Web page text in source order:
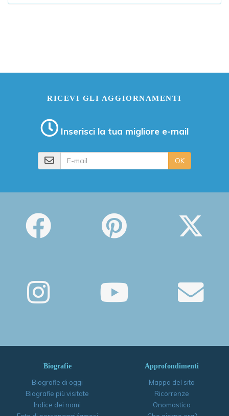
RICEVI GLI AGGIORNAMENTI
Inserisci la tua migliore e-mail
OK
Biografie
Biografie di oggi
Biografie più visitate
Indice dei nomi
Approfondimenti
Mappa del sito
Ricorrenze
Onomastico